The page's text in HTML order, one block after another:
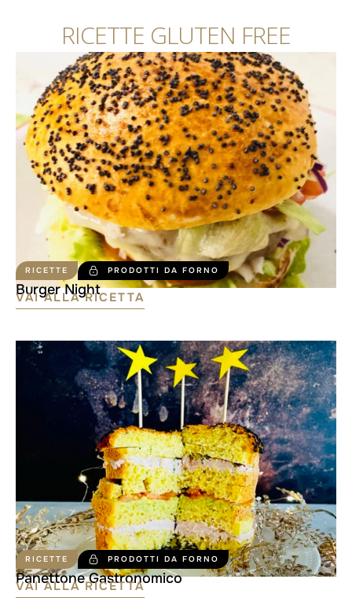
RICETTE GLUTEN FREE
RICETTE PRODOTTI DA FORNO
Burger Night
VAI ALLA RICETTA
RICETTE PRODOTTI DA FORNO
Panettone Gastronomico
VAI ALLA RICETTA